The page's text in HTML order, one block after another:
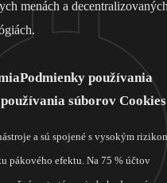
menách a
Podmienky používania
súborov Cookies
a sú spojené s vysokým
pákového efektu. Na 75 % účtov